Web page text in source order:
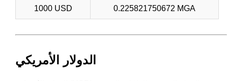
1000 USD 0.225821750672 MGA
الدولار الأمريكي